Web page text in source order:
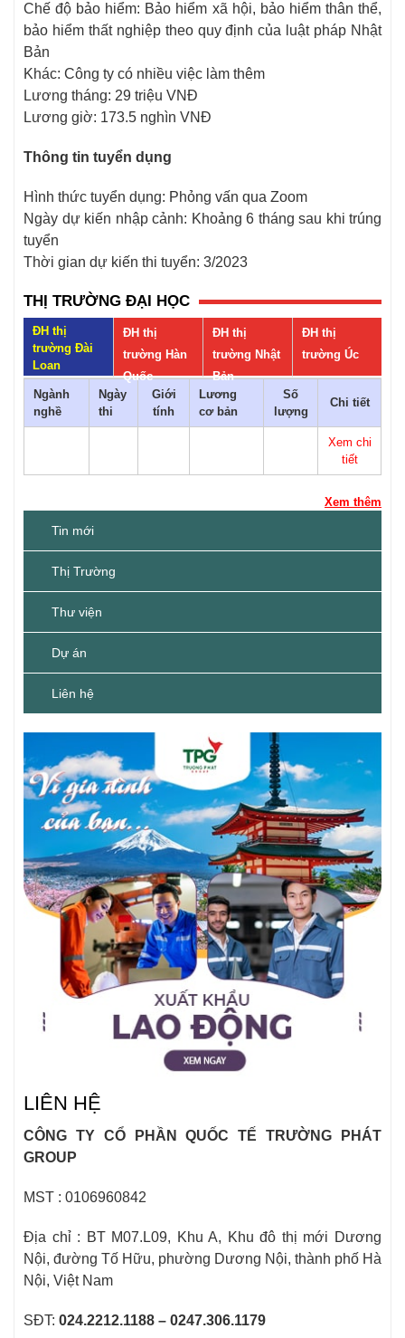
Chế độ bảo hiểm: Bảo hiểm xã hội, bảo hiểm thân thể,
bảo hiểm thất nghiệp theo quy định của luật pháp Nhật
Bản
Khác: Công ty có nhiều việc làm thêm
Lương tháng: 29 triệu VNĐ
Lương giờ: 173.5 nghìn VNĐ
Thông tin tuyển dụng
Hình thức tuyển dụng: Phỏng vấn qua Zoom
Ngày dự kiến nhập cảnh: Khoảng 6 tháng sau khi trúng
tuyển
Thời gian dự kiến thi tuyển: 3/2023
THỊ TRƯỜNG ĐẠI HỌC
ĐH thị
trường Đài
Loan
ĐH thị
trường Hàn
Quốc
ĐH thị
trường Nhật
Bản
ĐH thị
trường Úc
Ngành
nghề
Ngày
thi
Giới
tính
Lương
cơ bản
Số
lượng
Chi tiết
Xem chi
tiết
Xem thêm
Tin mới
Thị Trường
Thư viện
Dự án
Liên hệ
LIÊN HỆ
CÔNG TY CỔ PHẦN QUỐC TẾ TRƯỜNG PHÁT
GROUP
MST : 0106960842
Địa chỉ : BT M07.L09, Khu A, Khu đô thị mới Dương
Nội, đường Tố Hữu, phường Dương Nội, thành phố Hà
Nội, Việt Nam
SĐT: 024.2212.1188 – 0247.306.1179